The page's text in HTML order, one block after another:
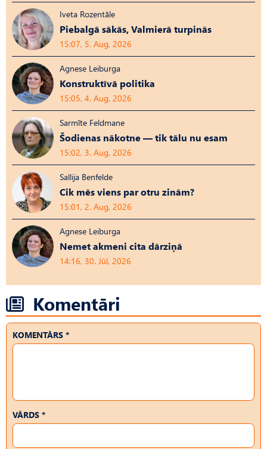
Iveta Rozentāle
Piebalgā sākās, Valmierā turpinās
15:07, 5. Aug, 2026
Agnese Leiburga
Konstruktīvā politika
15:05, 4. Aug, 2026
Sarmīte Feldmane
Šodienas nākotne — tik tālu nu esam
15:02, 3. Aug, 2026
Sallija Benfelde
Cik mēs viens par otru zinām?
15:01, 2. Aug, 2026
Agnese Leiburga
Nemet akmeni cita dārziņā
14:16, 30. Jūl, 2026
Komentāri
KOMENTĀRS *
VĀRDS *